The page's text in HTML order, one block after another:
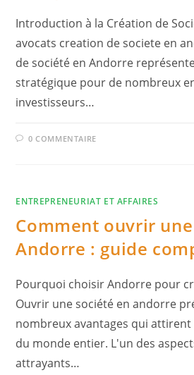
Introduction à la Création de
avocats creation de societe en
de société en Andorre
stratégique pour de nombreux
investisseurs…
0 COMMENTAIRE
ENTREPRENEURIAT ET AFFAIRES
Comment ouvrir
Andorre : guide
Pourquoi choisir Andorre pour
Ouvrir une société en andorre
nombreux avantages qui
du monde entier. L'un des
attrayants…